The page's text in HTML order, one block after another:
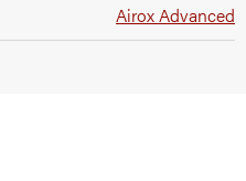
Airox Advanced